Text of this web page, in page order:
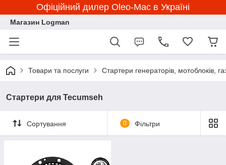
Офіційний дилер Oleo-Mac в Україні
Магазин Logman
Товари та послуги Стартери генераторів, мотоблоків,
Стартери для Tecumseh
Сортування 0 Фільтри